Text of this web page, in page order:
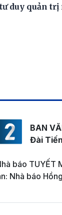
duy quản trị
BAN
Đài
báo TUYẾT
Nhà báo